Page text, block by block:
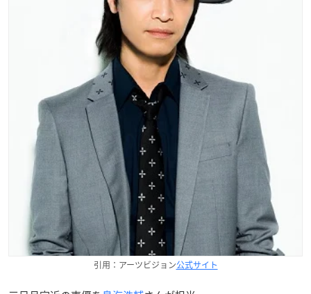
引用：アーツビジョン公式サイト